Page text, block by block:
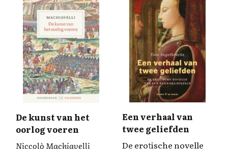
De kunst van het
oorlog voeren
Niccolò Machiavelli
Een verhaal van
twee geliefden
De erotische novelle